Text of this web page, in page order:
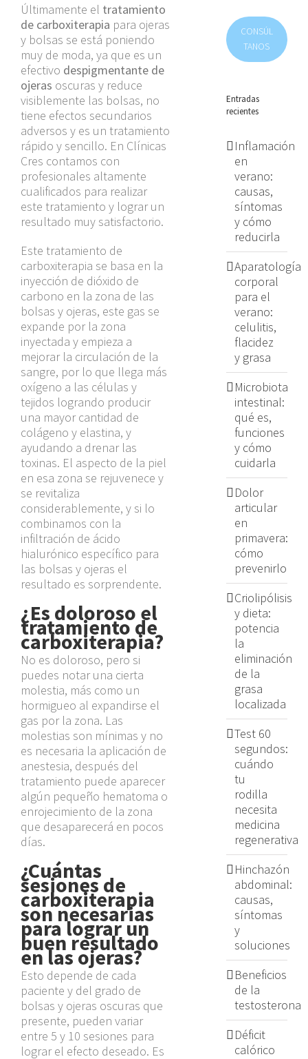
Últimamente el tratamiento
de carboxiterapia para ojeras
y bolsas se está poniendo
muy de moda, ya que es un
efectivo despigmentante de
ojeras oscuras y reduce
visiblemente las bolsas, no
tiene efectos secundarios
adversos y es un tratamiento
rápido y sencillo. En Clínicas
Cres contamos con
profesionales altamente
cualificados para realizar
este tratamiento y lograr un
resultado muy satisfactorio.
Este tratamiento de
carboxiterapia se basa en la
inyección de dióxido de
carbono en la zona de las
bolsas y ojeras, este gas se
expande por la zona
inyectada y empieza a
mejorar la circulación de la
sangre, por lo que llega más
oxígeno a las células y
tejidos logrando producir
una mayor cantidad de
colágeno y elastina, y
ayudando a drenar las
toxinas. El aspecto de la piel
en esa zona se rejuvenece y
se revitaliza
considerablemente, y si lo
combinamos con la
infiltración de ácido
hialurónico específico para
las bolsas y ojeras el
resultado es sorprendente.
¿Es doloroso el
tratamiento de
carboxiterapia?
No es doloroso, pero si
puedes notar una cierta
molestia, más como un
hormigueo al expandirse el
gas por la zona. Las
molestias son mínimas y no
es necesaria la aplicación de
anestesia, después del
tratamiento puede aparecer
algún pequeño hematoma o
enrojecimiento de la zona
que desaparecerá en pocos
días.
¿Cuántas
sesiones de
carboxiterapia
son necesarias
para lograr un
buen resultado
en las ojeras?
Esto depende de cada
paciente y del grado de
bolsas y ojeras oscuras que
presente, pueden variar
entre 5 y 10 sesiones para
lograr el efecto deseado. Es
CONSÚL
TANOS
Entradas
recientes
Inflamación
en
verano:
causas,
síntomas
y cómo
reducirla
Aparatología
corporal
para el
verano:
celulitis,
flacidez
y grasa
Microbiota
intestinal:
qué es,
funciones
y cómo
cuidarla
Dolor
articular
en
primavera:
cómo
prevenirlo
Criolipólisis
y dieta:
potencia
la
eliminación
de la
grasa
localizada
Test 60
segundos:
cuándo
tu
rodilla
necesita
medicina
regenerativa
Hinchazón
abdominal:
causas,
síntomas
y
soluciones
Beneficios
de la
testosterona
Déficit
calórico